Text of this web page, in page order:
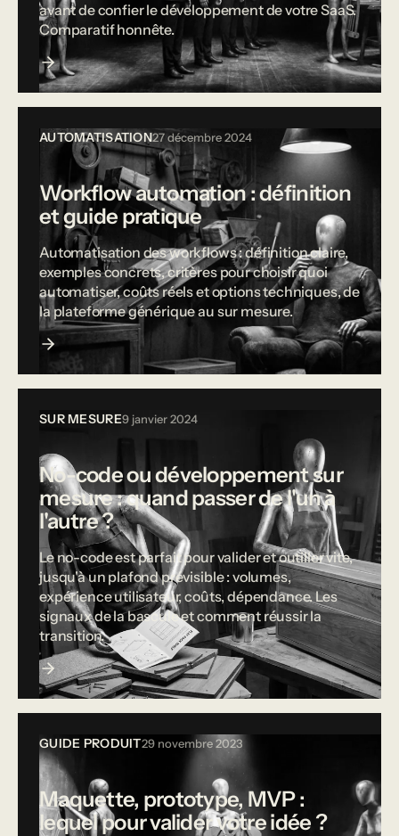
avant de confier le développement de votre SaaS.
Comparatif honnête.
AUTOMATISATION27 décembre 2024
Workflow automation : définition
et guide pratique
Automatisation des workflows : définition claire,
exemples concrets, critères pour choisir quoi
automatiser, coûts réels et options techniques, de
la plateforme générique au sur mesure.
SUR MESURE9 janvier 2024
No-code ou développement sur
mesure : quand passer de l'un à
l'autre ?
Le no-code est parfait pour valider et outiller vite,
jusqu'à un plafond prévisible : volumes,
expérience utilisateur, coûts, dépendance. Les
signaux de la bascule et comment réussir la
transition.
GUIDE PRODUIT29 novembre 2023
Maquette, prototype, MVP :
lequel pour valider votre idée ?